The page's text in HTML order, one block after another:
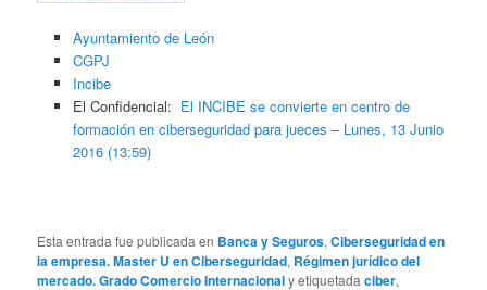
Ayuntamiento de León
CGPJ
Incibe
El Confidencial: El INCIBE se convierte en centro de
formación en ciberseguridad para jueces – Lunes, 13 Junio
2016 (13:59)
Esta entrada fue publicada en Banca y Seguros,Ciberseguridad en
la empresa. Master U en Ciberseguridad, Régimen jurídico del
mercado. Grado Comercio Internacionaly etiquetadaciber,